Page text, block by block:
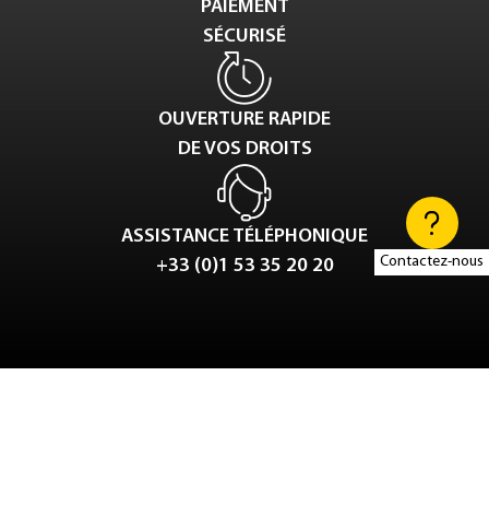
Contactez-nous
PAIEMENT
SÉCURISÉ
OUVERTURE RAPIDE
DE VOS DROITS
ASSISTANCE TÉLÉPHONIQUE
+33 (0)1 53 35 20 20